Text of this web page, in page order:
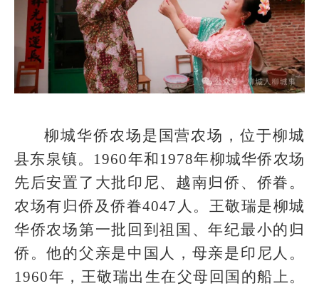
柳城华侨农场是国营农场，位于柳城
县东泉镇。1960年和1978年柳城华侨农场
先后安置了大批印尼、越南归侨、侨眷。
农场有归侨及侨眷4047人。王敬瑞是柳城
华侨农场第一批回到祖国、年纪最小的归
侨。他的父亲是中国人，母亲是印尼人。
1960年，王敬瑞出生在父母回国的船上。